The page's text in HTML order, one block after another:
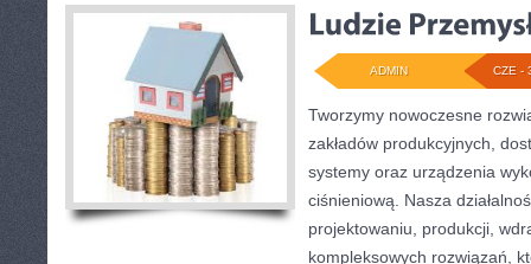
CZE -
ADMIN
Tworzymy nowoczesne
zakładów produkcyjnych,
systemy oraz urządzenia
ciśnieniową. Nasza
projektowaniu, produkcji,
kompleksowych rozwiązań,